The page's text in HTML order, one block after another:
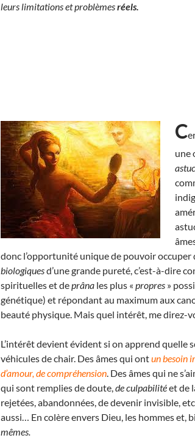
leurs limitations et problèmesréels.
C
une
donc l’opportunité unique de pouvoir occuper
biologiquesd’une grande pureté, c’est-à-dire
spirituelles et deprâna les plus « propres »
génétique) et répondant au maximum aux
beauté physique. Mais quel intérêt, me direz-
L’intérêt devient évident si on apprend quelle
véhicules de chair. Des âmes qui ontun besoin
d’amour, de compréhension. Des âmes qui ne
qui sont remplies de doute,de culpabilitéet de
rejetées, abandonnées, de devenir invisible,
aussi… En colère envers Dieu, les hommes et,
mêmes.